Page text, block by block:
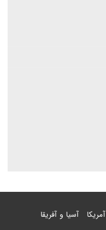
آمریکا آسیا و آفریقا